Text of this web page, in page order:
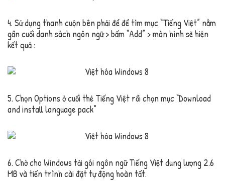
4. Sử dụng thanh cuộn bên phải để để tìm mục “Tiếng Việt” nằm
gần cuối danh sách ngôn ngữ > bấm “Add” > màn hình sẽ hiện
kết quả :
5. Chọn Options ở cuối thẻ Tiếng Việt rồi chọn mục “Download
and install language pack”
6. Chờ cho Windows tải gói ngôn ngữ Tiếng Việt dung lượng 2.6
MB và tiến trình cài đặt tự động hoàn tất.